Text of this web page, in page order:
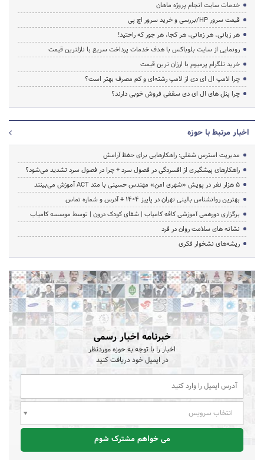
خدمات سایت انجام پروژه ماهان
قیمت سرور HP/بررسی و خرید سرور اچ پی
هر زبانی، هر زمانی، هر کجا، هر جور که راحتید!
رونمایی از سایت بلوباکس با هدف خدمات پرداخت سریع با نازلترین قیمت
خرید تلگرام پرمیوم با ارزان ترین قیمت
چرا لامپ ال ای دی از لامپ رشته‌ای و کم مصرف بهتر است؟
چرا پنل های ال ای دی سقفی فروش خوبی دارند؟
اخبار مرتبط با حوزه
مدیریت استرس شغلی: راهکارهایی برای حفظ آرامش
راهکارهای پیشگیری از افسردگی در فصول سرد + چرا در فصول سرد تشدید می‌شود؟
۵ هزار نفر در پویش «شهری امن» مهندس حسینی با متد ACT آموزش می‌بینند
بهترین روانشناس بالینی تهران در پاییز 1404 + آدرس و شماره تماس
برگزاری دورهمی آموزشی کافه کامیاب | شفای کودک درون | توسط موسسه کامیاب
نشانه های سلامت روان در فرد
ریشه‌های نشخوار فکری
خبرنامه اخبار رسمی
اخبار را با توجه به حوزه موردنظر
در ایمیل خود دریافت کنید
انتخاب سرویس
می خواهم مشترک شوم